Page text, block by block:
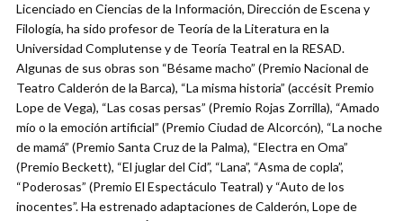
Licenciado en Ciencias de la Información, Dirección de Escena y
Filología, ha sido profesor de Teoría de la Literatura en la
Universidad Complutense y de Teoría Teatral en la RESAD.
Algunas de sus obras son “Bésame macho” (Premio Nacional de
Teatro Calderón de la Barca), “La misma historia” (accésit Premio
Lope de Vega), “Las cosas persas” (Premio Rojas Zorrilla), “Amado
mío o la emoción artificial” (Premio Ciudad de Alcorcón), “La noche
de mamá” (Premio Santa Cruz de la Palma), “Electra en Oma”
(Premio Beckett), “El juglar del Cid”, “Lana”, “Asma de copla”,
“Poderosas” (Premio El Espectáculo Teatral) y “Auto de los
inocentes”. Ha estrenado adaptaciones de Calderón, Lope de